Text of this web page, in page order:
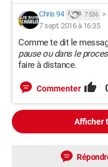
Chris 94 7 536 >
7 sept. 2016 à 16:35
Comme te dit le
pause ou dans le
faire à distance.
Commenter
Afficher